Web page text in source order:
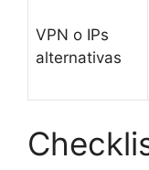
VPN o IPs
alternativas